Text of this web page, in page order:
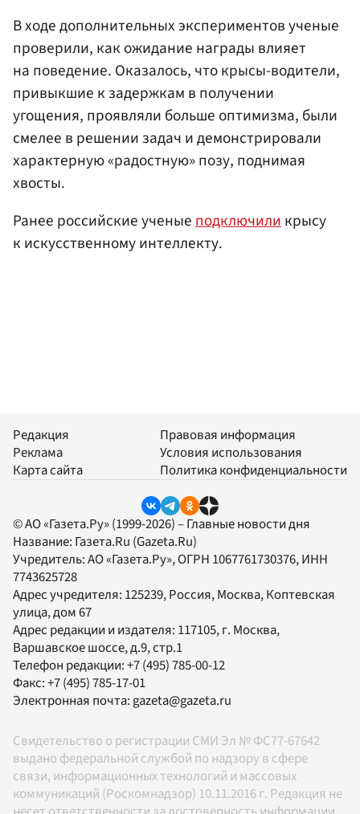
В ходе дополнительных экспериментов ученые
проверили, как ожидание награды влияет
на поведение. Оказалось, что крысы-водители,
привыкшие к задержкам в получении
угощения, проявляли больше оптимизма, были
смелее в решении задач и демонстрировали
характерную «радостную» позу, поднимая
хвосты.
Ранее российские ученыеподключиликрысу
к искусственному интеллекту.
Редакция
Реклама
Карта сайта
Правовая информация
Условия использования
Политика конфиденциальности
© АО «Газета.Ру» (1999-2026) – Главные новости дня
Название: Газета.Ru (Gazeta.Ru)
Учредитель:АО «Газета.Ру», ОГРН 1067761730376, ИНН
7743625728
Адрес учредителя: 125239, Россия, Москва, Коптевская
улица, дом 67
Адрес редакции и издателя: 117105, г. Москва,
Варшавское шоссе, д.9, стр.1
Телефон редакции:+7 (495) 785-00-12
Факс:+7 (495) 785-17-01
Электронная почта: gazeta@gazeta.ru
Свидетельство о регистрации СМИ Эл № ФС77-67642
выдано федеральной службой по надзору в сфере
связи, информационных технологий и массовых
коммуникаций (Роскомнадзор) 10.11.2016 г. Редакция не